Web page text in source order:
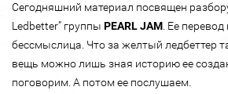
Сегодняшний материал посвящен
Ledbetter” группы PEARL JAM . Ее
бессмыслица. Что за желтый ледбеттер
вещь можно лишь зная историю ее
поговорим. А потом ее послушаем.